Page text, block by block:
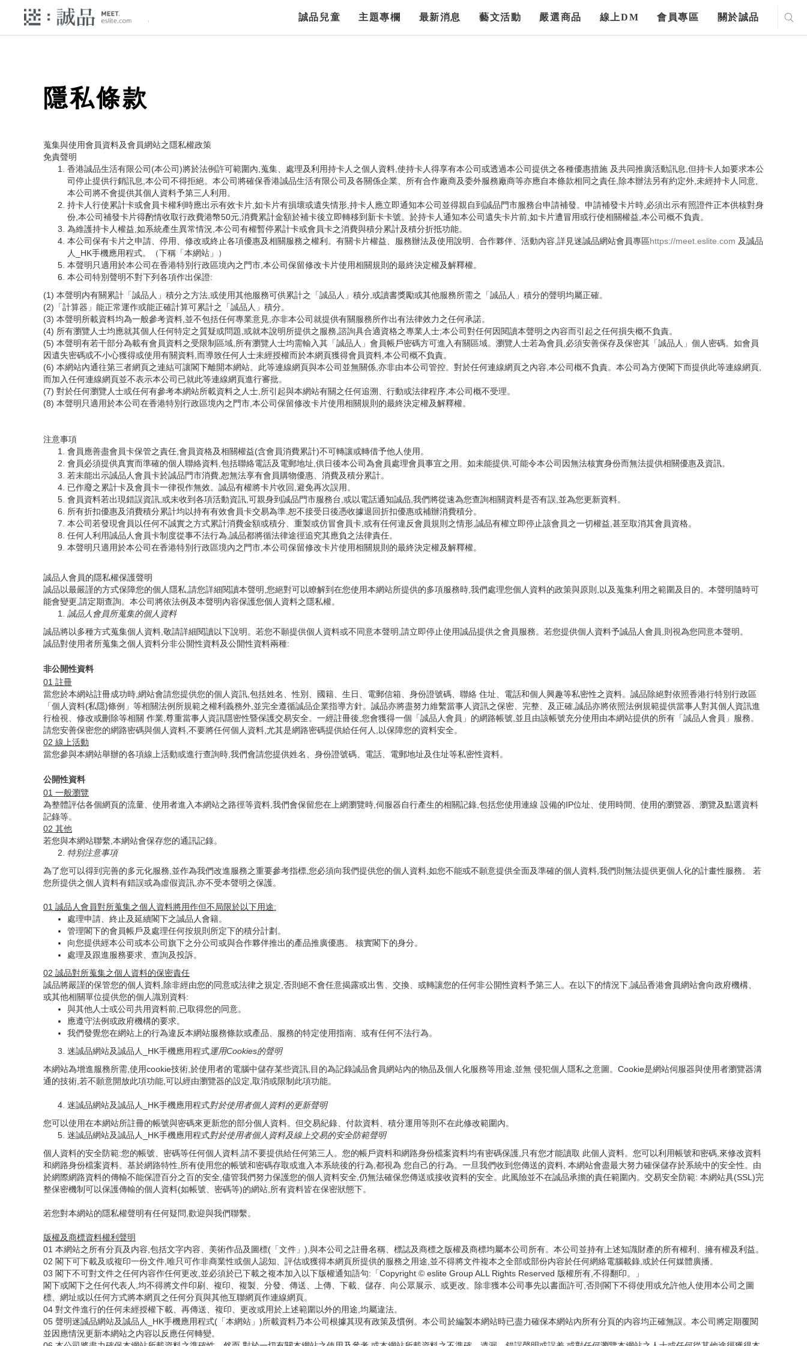
誠品兒童 主題專欄 最新消息 藝文活動 嚴選商品 線上DM 會員專區 關於誠品
隱私條款
蒐集與使用會員資料及會員網站之隱私權政策
免責聲明
香港誠品生活有限公司(本公司)將於法例許可範圍內,蒐集、處理及利用持卡人之個人資料,使持卡人得享有本公司或透過本公司提供之各種優惠措施 及共同推廣活動訊息,但持卡人如要求本公
司停止提供行銷訊息,本公司不得拒絕。本公司將確保香港誠品生活有限公司及各關係企業、所有合作廠商及委外服務廠商等亦應自本條款相同之責任,除本辦法另有約定外,未經持卡人同意,
本公司將不會提供其個人資料予第三人利用。
持卡人行使累計卡或會員卡權利時應出示有效卡片,如卡片有損壞或遺失情形,持卡人應立即通知本公司並得親自到誠品門市服務台申請補發。申請補發卡片時,必須出示有照證件正本供核對身
份,本公司補發卡片得酌情收取行政費港幣50元,消費累計金額於補卡後立即轉移到新卡卡號。於持卡人通知本公司遺失卡片前,如卡片遭冒用或行使相關權益,本公司概不負責。
為維護持卡人權益,如系統產生異常情況,本公司有權暫停累計卡或會員卡之消費與積分累計及積分折抵功能。
本公司保有卡片之申請、停用、修改或終止各項優惠及相關服務之權利。有關卡片權益、服務辦法及使用說明、合作夥伴、活動內容,詳見迷誠品網站會員專區https://meet.eslite.com 及誠品
人_HK手機應用程式。（下稱「本網站」）
本聲明只適用於本公司在香港特別行政區境內之門市,本公司保留修改卡片使用相關規則的最終決定權及解釋權。
本公司特別聲明不對下列各項作出保證:
(1) 本聲明内有關累計「誠品人」積分之方法,或使用其他服務可供累計之「誠品人」積分,或讀書獎勵或其他服務所需之「誠品人」積分的聲明均屬正確。
(2)「計算器」能正常運作或能正確計算可累計之「誠品人」積分。
(3) 本聲明所載資料均為一般參考資料,並不包括任何專業意見,亦非本公司就提供有關服務所作出有法律效力之任何承諾。
(4) 所有瀏覽人士均應就其個人任何特定之質疑或問題,或就本說明所提供之服務,諮詢具合適資格之專業人士;本公司對任何因閱讀本聲明之內容而引起之任何損失概不負責。
(5) 本聲明有若干部分為載有會員資料之受限制區域,所有瀏覽人士均需輸入其「誠品人」會員帳戶密碼方可進入有關區域。瀏覽人士若為會員,必須安善保存及保密其「誠品人」個人密碼。如會員
因遺失密碼或不小心獲得或使用有關資料,而導致任何人士未經授權而於本網頁獲得會員資料,本公司概不負責。
(6) 本網站內通往第三者網頁之連結可讓閣下離開本網站。此等連線網頁與本公司並無關係,亦非由本公司管控。對於任何連線網頁之內容,本公司概不負責。本公司為方便閣下而提供此等連線網頁,
而加入任何連線網頁並不表示本公司已就此等連線網頁進行審批。
(7) 對於任何瀏覽人士或任何有參考本網站所載資料之人士,所引起與本網站有關之任何追溯、行動或法律程序,本公司概不受理。
(8) 本聲明只適用於本公司在香港特別行政區境內之門市,本公司保留修改卡片使用相關規則的最終決定權及解釋權。
注意事項
會員應善盡會員卡保管之責任,會員資格及相關權益(含會員消費累計)不可轉讓或轉借予他人使用。
會員必須提供真實而準確的個人聯絡資料,包括聯絡電話及電郵地址,供日後本公司為會員處理會員事宜之用。如未能提供,可能令本公司因無法核實身份而無法提供相關優惠及資訊。
若未能出示誠品人會員卡於誠品門市消費,恕無法享有會員購物優惠、消費及積分累計。
已作廢之累計卡及會員卡一律視作無效。誠品有權將卡片收回,避免再次誤用。
會員資料若出現錯誤資訊,或未收到各項活動資訊,可親身到誠品門市服務台,或以電話通知誠品,我們將從速為您查詢相關資料是否有誤,並為您更新資料。
所有折扣優惠及消費積分累計均以持有有效會員卡交易為準,恕不接受日後憑收據退回折扣優惠或補辦消費積分。
本公司若發現會員以任何不誠實之方式累計消費金額或積分、重製或仿冒會員卡,或有任何違反會員規則之情形,誠品有權立即停止該會員之一切權益,甚至取消其會員資格。
任何人利用誠品人會員卡制度從事不法行為,誠品都將循法律途徑追究其應負之法律責任。
本聲明只適用於本公司在香港特別行政區境內之門市,本公司保留修改卡片使用相關規則的最終決定權及解釋權。
誠品人會員的隱私權保護聲明
誠品以最嚴謹的方式保障您的個人隱私,請您詳細閱讀本聲明,您絕對可以瞭解到在您使用本網站所提供的多項服務時,我們處理您個人資料的政策與原則,以及蒐集利用之範圍及目的。本聲明隨時可
能會變更,請定期查詢。本公司將依法例及本聲明內容保護您個人資料之隱私權。
誠品人會員所蒐集的個人資料
誠品將以多種方式蒐集個人資料,敬請詳細閱讀以下說明。若您不願提供個人資料或不同意本聲明,請立即停止使用誠品提供之會員服務。若您提供個人資料予誠品人會員,則視為您同意本聲明。
誠品對使用者所蒐集之個人資料分非公開性資料及公開性資料兩種:
非公開性資料
01 註冊
當您於本網站註冊成功時,網站會請您提供您的個人資訊,包括姓名、性別、國籍、生日、電郵信箱、身份證號碼、聯絡 住址、電話和個人興趣等私密性之資料。誠品除絕對依照香港行特別行政區
「個人資料(私隱)條例」等相關法例所規範之權利義務外,並完全遵循誠品企業指導方針。誠品亦將盡努力維繫當事人資訊之保密、完整、及正確,誠品亦將依照法例規範提供當事人對其個人資訊進
行檢視、修改或刪除等相關 作業,尊重當事人資訊隱密性暨保護交易安全。一經註冊後,您會獲得一個「誠品人會員」的網路帳號,並且由該帳號充分使用由本網站提供的所有「誠品人會員」服務。
請您安善保密您的網路密碼與個人資料,不要將任何個人資料,尤其是網路密碼提供給任何人,以保障您的資料安全。
02 線上活動
當您參與本網站舉辦的各項線上活動或進行查詢時,我們會請您提供姓名、身份證號碼、電話、電郵地址及住址等私密性資料。
公開性資料
01 一般瀏覽
為整體評估各個網頁的流量、使用者進入本網站之路徑等資料,我們會保留您在上網瀏覽時,伺服器自行產生的相關記錄,包括您使用連線 設備的IP位址、使用時間、使用的瀏覽器、瀏覽及點選資料
記錄等。
02 其他
若您與本網站聯繫,本網站會保存您的通訊記錄。
特別注意事項
為了您可以得到完善的多元化服務,並作為我們改進服務之重要參考指標,您必須向我們提供您的個人資料,如您不能或不願意提供全面及準確的個人資料,我們則無法提供更個人化的計畫性服務。 若
您所提供之個人資料有錯誤或為虛假資訊,亦不受本聲明之保護。
01 誠品人會員對所蒐集之個人資料將用作但不局限於以下用途:
處理申請、終止及延續閣下之誠品人會籍。
管理閣下的會員帳戶及處理任何按規則所定下的積分計劃。
向您提供經本公司或本公司旗下之分公司或與合作夥伴推出的產品推廣優惠。 核實閣下的身分。
處理及跟進服務要求、查詢及投訴。
02 誠品對所蒐集之個人資料的保密責任
誠品將嚴謹的保管您的個人資料,除非經由您的同意或法律之規定,否則絕不會任意揭露或出售、交換、或轉讓您的任何非公開性資料予第三人。在以下的情況下,誠品香港會員網站會向政府機構、
或其他相關單位提供您的個人識別資料:
與其他人士或公司共用資料前,已取得您的同意。
應遵守法例或政府機構的要求。
我們發覺您在網站上的行為違反本網站服務條款或產品、服務的特定使用指南、或有任何不法行為。
迷誠品網站及誠品人_HK手機應用程式運用Cookies的聲明
本網站為增進服務所需,使用cookie技術,於使用者的電腦中儲存某些資訊,目的為記錄誠品會員網站內的物品及個人化服務等用途,並無 侵犯個人隱私之意圖。Cookie是網站伺服器與使用者瀏覽器溝
通的技術,若不願意開放此項功能,可以經由瀏覽器的設定,取消或限制此項功能。
迷誠品網站及誠品人_HK手機應用程式對於使用者個人資料的更新聲明
您可以使用在本網站所註冊的帳號與密碼來更新您的部分個人資料。但交易紀錄、付款資料、積分運用等則不在此修改範圍內。
迷誠品網站及誠品人_HK手機應用程式對於使用者個人資料及線上交易的安全防範聲明
個人資料的安全防範:您的帳號、密碼等任何個人資料,請不要提供給任何第三人。您的帳戶資料和網路身份檔案資料均有密碼保護,只有您才能讀取 此個人資料。您可以利用帳號和密碼,來修改資料
和網路身份檔案資料。基於網路特性,所有使用您的帳號和密碼存取或進入本系統後的行為,都視為 您自己的行為。一旦我們收到您傳送的資料, 本網站會盡最大努力確保儲存於系統中的安全性。由
於網際網路資料的傳輸不能保證百分之百的安全,儘管我們努力保護您的個人資料安全,仍無法確保您傳送或接收資料的安全。此風險並不在誠品承擔的責任範圍內。交易安全防範: 本網站具(SSL)完
整保密機制可以保護傳輸的個人資料(如帳號、密碼等)的網站,所有資料皆在保密狀態下。
若您對本網站的隱私權聲明有任何疑問,歡迎與我們聯繫。
版權及商標資料權利聲明
01 本網站之所有分頁及内容,包括文字内容、美術作品及圖標(「文件」),與本公司之註冊名稱、標誌及商標之版權及商標均屬本公司所有。本公司並持有上述知識財產的所有權利、擁有權及利益。
02 閣下可下載及或複印一份文件,唯只可作非商業性或個人認知、評估或獲得本網頁所提供的服務之用途,並不得將文件複本之全部或部份内容於任何網絡電腦載錄,或於任何媒體廣播。
03 閣下不可對文件之任何内容作任何更改,並必須於已下載之複本加入以下版權通知語句:「Copyright © eslite Group ALL Rights Reserved 版權所有,不得翻印。」
閣下或閣下之任何代表人,均不得將文件印刷、複印、複製、分發、傳送、上傳、下載、儲存、向公眾展示、或更改。除非獲本公司事先以書面許可,否則閣下不得使用或允許他人使用本公司之圖
標、網址或以任何方式將本網頁之任何分頁與其他互聯網頁作連線網頁。
04 對文件進行的任何未經授權下載、再傳送、複印、更改或用於上述範圍以外的用途,均屬違法。
05 聲明迷誠品網站及誠品人_HK手機應用程式(「本網站」)所載資料乃本公司根據其現有政策及慣例。本公司於編製本網站時已盡力確保本網站內所有分頁的内容均正確無誤。本公司將定期覆閱
並因應情況更新本網站之内容以反應任何轉變。